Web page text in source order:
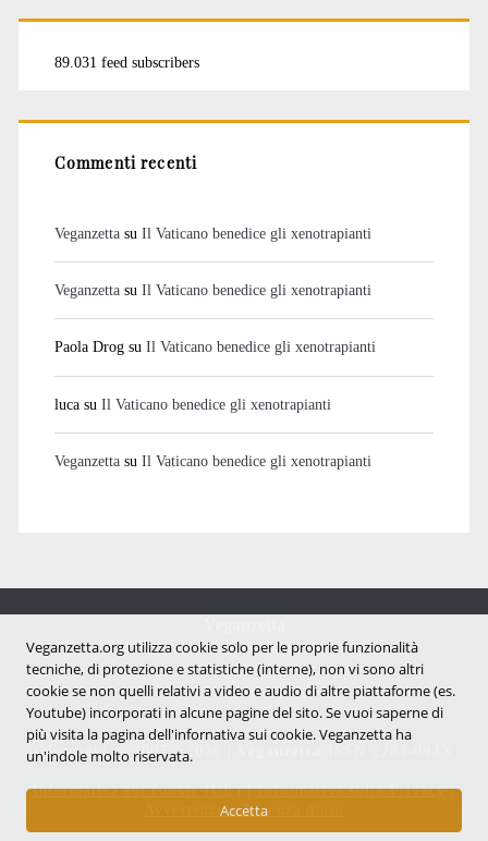
89.031 feed subscribers
Commenti recenti
Veganzettasu Il Vaticano benedice gli xenotrapianti
Veganzettasu Il Vaticano benedice gli xenotrapianti
Paola Drogsu Il Vaticano benedice gli xenotrapianti
lucasu Il Vaticano benedice gli xenotrapianti
Veganzettasu Il Vaticano benedice gli xenotrapianti
Notizie dal mondo vegan e antispecista
Copyright © 2007 - 2026 |
Informativa sui cookie (UE)|Informativa sulla Privacy|
Avvertenze e Licenza d'uso
Veganzetta.org utilizza cookie solo per le proprie funzionalità
tecniche, di protezione e statistiche (interne), non vi sono altri
cookie se non quelli relativi a video e audio di altre piattaforme (es.
Youtube) incorporati in alcune pagine del sito. Se vuoi saperne di
più visita la pagina dell'infornativa sui cookie. Veganzetta ha
un'indole molto riservata.
Accetta